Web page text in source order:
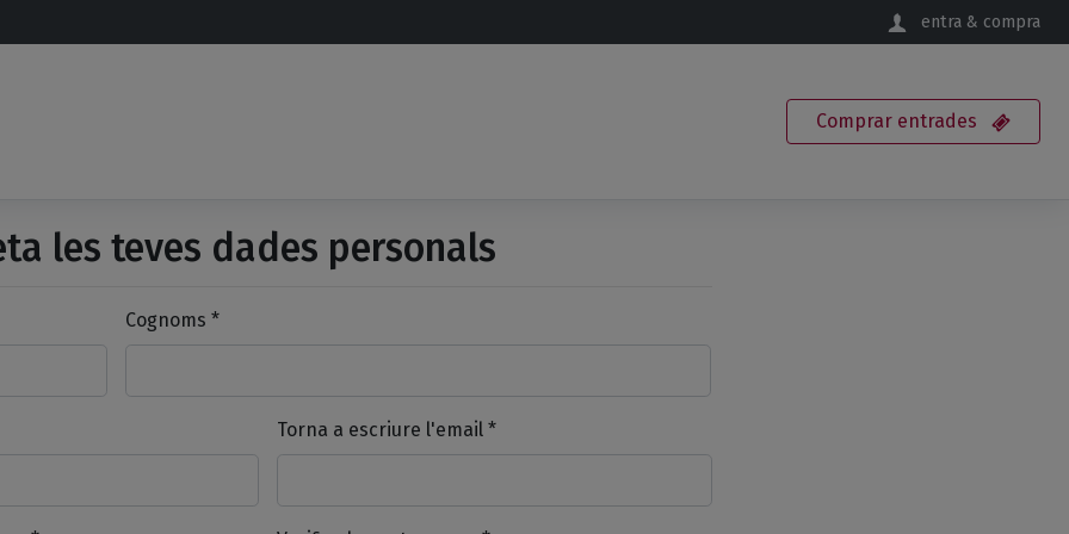
entra & compra
Comprar entrades
les teves dades personals
Cognoms *
Torna a escriure l'email *